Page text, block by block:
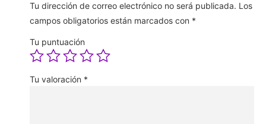
Tu dirección de correo electrónico no será publicada. Los
campos obligatorios están marcados con *
Tu puntuación
Tu valoración *